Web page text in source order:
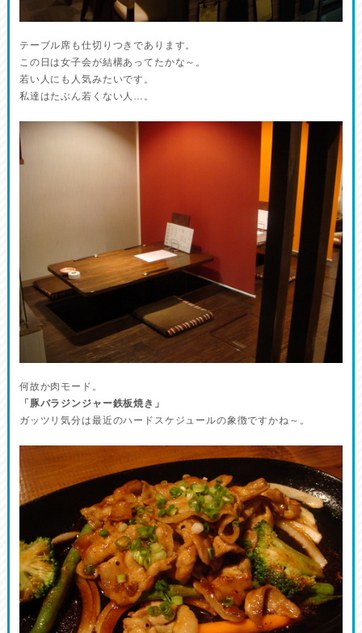
テーブル席も仕切りつきであります。
この日は女子会が結構あってたかな～。
若い人にも人気みたいです。
私達はたぶん若くない人…。
何故か肉モード。
「豚バラジンジャー鉄板焼き」
ガッツリ気分は最近のハードスケジュールの象徴ですかね～。